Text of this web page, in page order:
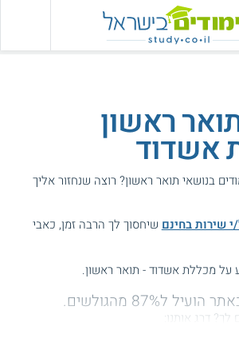
ראשון
אשדוד
בנושאי תואר ראשון? רוצה שנחזור אליך
שירות בחינם שיחסוך לך הרבה זמן, כאבי
על מכללת אשדוד - תואר ראשון.
ל87% מהגולשים.
לך? דרג אותנו: